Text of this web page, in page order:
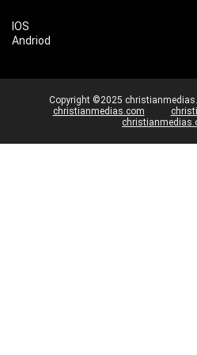
IOS
Andriod
Copyright ©2025
christianmedias.com